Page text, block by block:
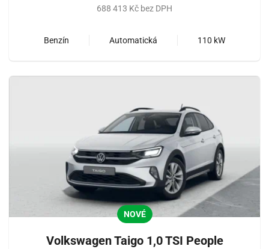
688 413 Kč bez DPH
Benzín Automatická 110 kW
NOVÉ
Volkswagen Taigo 1,0 TSI People